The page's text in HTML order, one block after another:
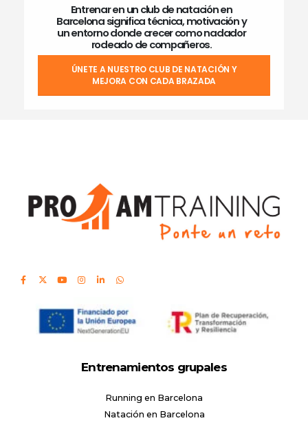
Entrenar en un club de natación en
Barcelona significa técnica, motivación y
un entorno donde crecer como nadador
rodeado de compañeros.
ÚNETE A NUESTRO CLUB DE NATACIÓN Y
MEJORA CON CADA BRAZADA
Entrenamientos grupales
Running en Barcelona
Natación en Barcelona